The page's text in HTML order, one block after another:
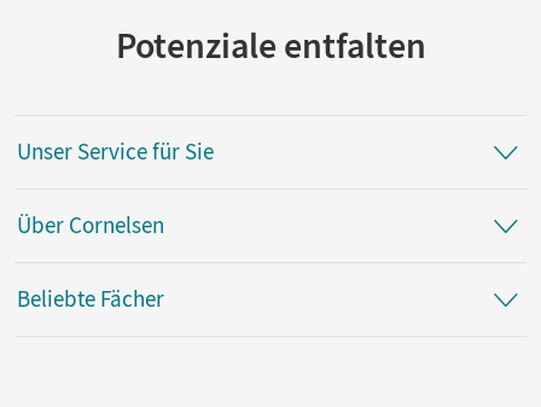
Potenziale entfalten
Unser Service für Sie
Über Cornelsen
Beliebte Fächer